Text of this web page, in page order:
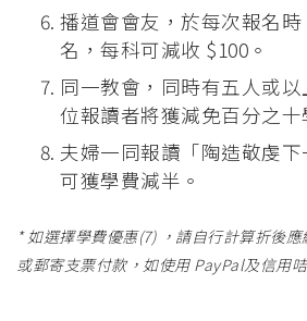
播道會會友，於每次報名
名，每科可減收 $100。
同一教會，同時有五人或
位報讀者將獲減免百分之
夫婦一同報讀「陶造敬虔
可獲學費減半。
* 如選擇學費優惠(7) ，請自行計算折後
或郵寄支票付款，如使用 PayPal及信用